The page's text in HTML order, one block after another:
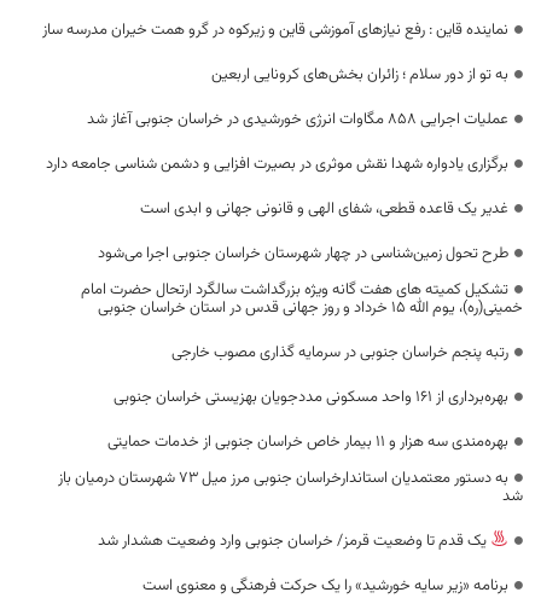
نماینده قاین : رفع نیازهای آموزشی قاین و زیرکوه در گرو همت خیران مدرسه ساز
به تو از دور سلام ؛ زائران بخش‌های کرونایی اربعین
عملیات اجرایی ۸۵۸ مگاوات انرژی خورشیدی در خراسان جنوبی آغاز شد
برگزاری یادواره شهدا نقش موثری در بصیرت افزایی و دشمن شناسی جامعه دارد
غدیر یک قاعده قطعی، شفای الهی و قانونی جهانی و ابدی است
طرح تحول زمین‌شناسی در چهار شهرستان خراسان جنوبی اجرا می‌شود
تشکیل کمیته های هفت گانه ویژه بزرگداشت سالگرد ارتحال حضرت امام
خمینی(ره)، یوم الله 15 خرداد و روز جهانی قدس در استان خراسان جنوبی
رتبه پنجم خراسان جنوبی در سرمایه گذاری مصوب خارجی
بهره‌برداری از 161 واحد مسکونی مددجویان بهزیستی خراسان جنوبی
بهره‌مندی سه هزار و ۱۱ بیمار خاص خراسان جنوبی از خدمات حمایتی
به دستور معتمدیان استاندارخراسان جنوبی مرز میل 73 شهرستان درمیان باز
شد
یک قدم تا وضعیت قرمز/ خراسان جنوبی وارد وضعیت هشدار شد
برنامه «زیر سایه خورشید» را یک حرکت فرهنگی و معنوی است